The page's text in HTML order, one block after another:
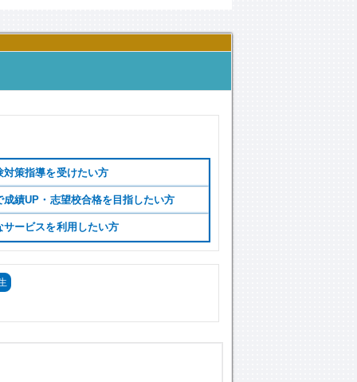
策指導を受けたい方
績UP・志望校合格を目指したい方
ービスを利用したい方